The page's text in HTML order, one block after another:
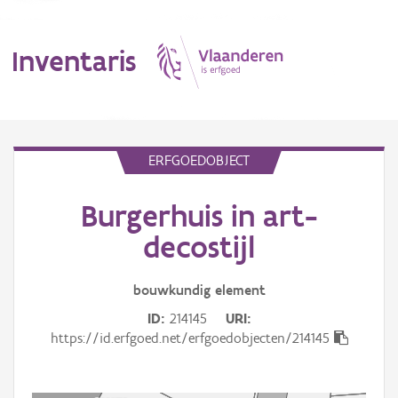
Inventaris
Erfgoedobject
ERFGOEDOBJECT
Burgerhuis in art-
decostijl
bouwkundig element
ID 214145
URI
https://id.erfgoed.net/erfgoedobjecten/214145